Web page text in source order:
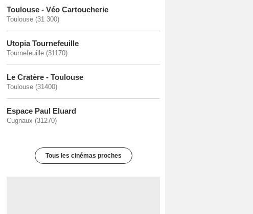
Toulouse - Véo Cartoucherie
Toulouse (31 300)
Utopia Tournefeuille
Tournefeuille (31170)
Le Cratère - Toulouse
Toulouse (31400)
Espace Paul Eluard
Cugnaux (31270)
Tous les cinémas proches